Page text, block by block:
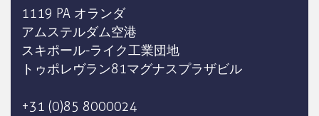
1119 PA オランダ
アムステルダム空港
スキポール-ライク工業団地
トゥポレヴラン81マグナスプラザビル
+31 (0)85 8000024